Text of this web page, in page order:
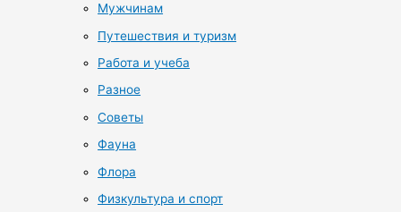
Мужчинам
Путешествия и туризм
Работа и учеба
Разное
Советы
Фауна
Флора
Физкультура и спорт